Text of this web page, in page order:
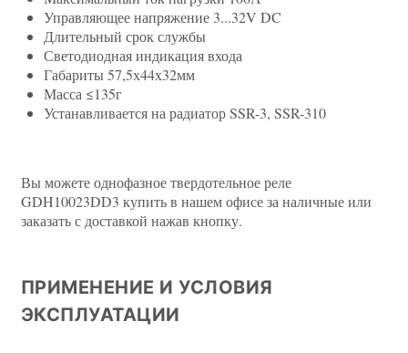
Управляющее напряжение 3...32V DC
Длительный срок службы
Светодиодная индикация входа
Габариты 57,5х44х32мм
Масса ≤135г
Устанавливается на радиатор SSR-3, SSR-310
Вы можете однофазное твердотельное реле
GDH10023DD3 купить в нашем офисе за наличные или
заказать с доставкой нажав кнопку.
ПРИМЕНЕНИЕ И УСЛОВИЯ
ЭКСПЛУАТАЦИИ